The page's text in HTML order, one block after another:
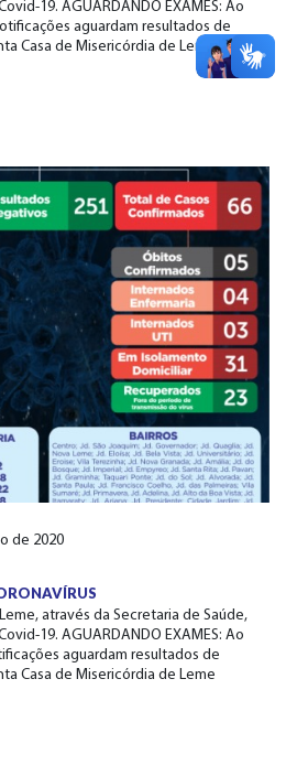
19. AGUARDANDO EXAMES: Ao
aguardam resultados de
Casa de Misericórdia de Leme
de 2020
através da Secretaria de Saúde,
19. AGUARDANDO EXAMES: Ao
aguardam resultados de
Casa de Misericórdia de Leme